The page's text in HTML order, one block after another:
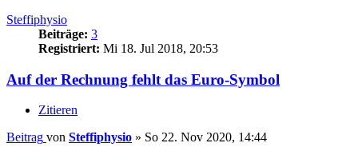
Steffiphysio
Beiträge: 3
Registriert: Mi 18. Jul 2018, 20:53
Auf der Rechnung fehlt das Euro-Symbol
Zitieren
Beitrag von Steffiphysio » So 22. Nov 2020, 14:44